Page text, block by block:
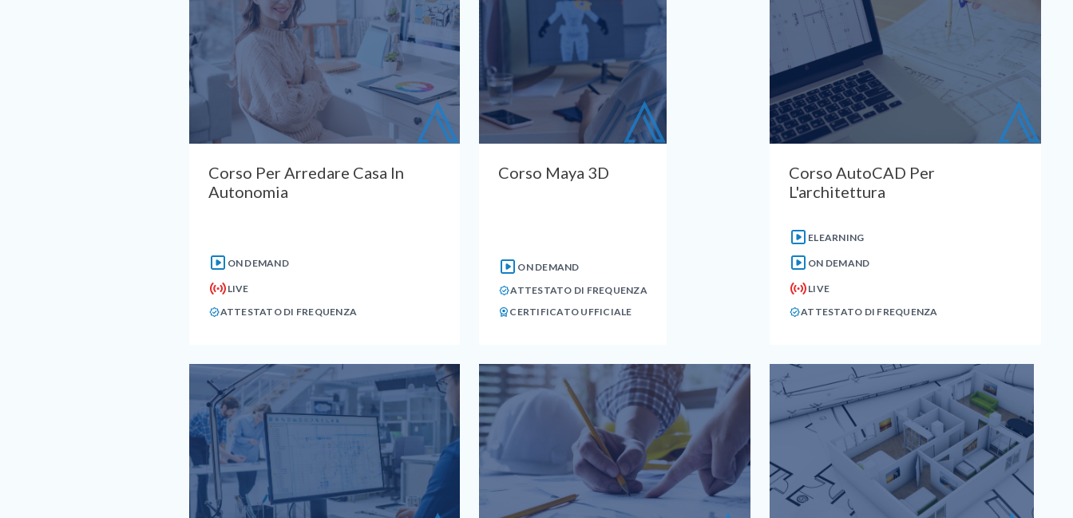
Corso Per Arredare Casa In
Autonomia
ON DEMAND
LIVE
ATTESTATO DI FREQUENZA
Corso Maya 3D
ON DEMAND
ATTESTATO DI FREQUENZA
CERTIFICATO UFFICIALE
Corso AutoCAD Per
L'architettura
ELEARNING
ON DEMAND
LIVE
ATTESTATO DI FREQUENZA